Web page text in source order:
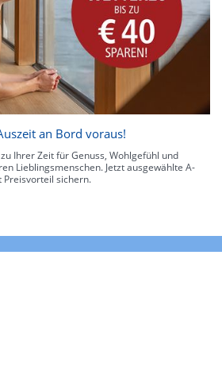
an Bord voraus!
Ihrer Zeit für Genuss, Wohlgefühl und
Lieblingsmenschen. Jetzt ausgewählte A-
Preisvorteil sichern.